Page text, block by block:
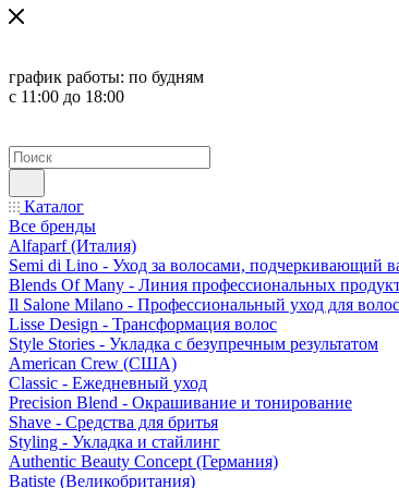
график работы: по будням
с 11:00 до 18:00
Каталог
Все бренды
Alfaparf (Италия)
Semi di Lino - Уход за волосами, подчеркивающий
Blends Of Many - Линия профессиональных
Il Salone Milano - Профессиональный уход для волос
Lisse Design - Трансформация волос
Style Stories - Укладка с безупречным результатом
American Crew (США)
Classic - Ежедневный уход
Precision Blend - Окрашивание и тонирование
Shave - Средства для бритья
Styling - Укладка и стайлинг
Authentic Beauty Concept (Германия)
Batiste (Великобритания)